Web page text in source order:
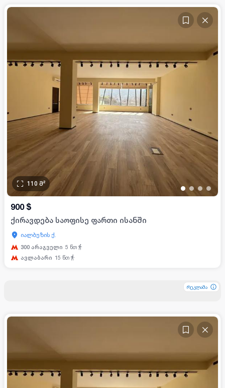
• • • •
110 მ²
900 $
ქირავდება საოფისე ფართი ისანში
იალბუზის ქ.
300 არაგველი 5 წთ
ავლაბარი 15 წთ
რეკლამა
რეკლამა
რეკლამა